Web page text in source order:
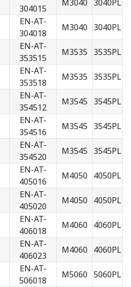
304015
M3040 3040PL
EN-AT-
304018
M3040 3040PL
EN-AT-
353515
M3535 3535PL
EN-AT-
353518
M3535 3535PL
EN-AT-
354512
M3545 3545PL
EN-AT-
354516
M3545 3545PL
EN-AT-
354520
M3545 3545PL
EN-AT-
405016
M4050 4050PL
EN-AT-
405020
M4050 4050PL
EN-AT-
406018
M4060 4060PL
EN-AT-
406023
M4060 4060PL
EN-AT-
506018
M5060 5060PL